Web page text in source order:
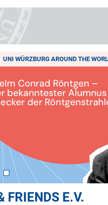
UNI WÜRZBURG AROUND THE
FRIENDS E.V.